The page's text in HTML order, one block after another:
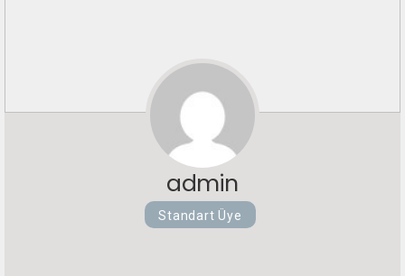
admin
Standart Üye